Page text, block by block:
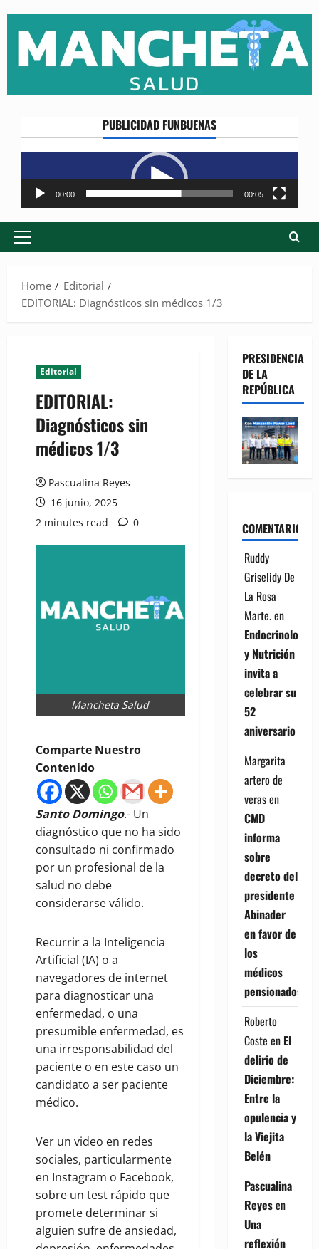
content
PUBLICIDAD FUNBUENAS
Reproductor
de
vídeo
00:00 00:05
Primary
Home
Editorial
EDITORIAL: Diagnósticos sin médicos 1/3
Editorial
EDITORIAL:
Diagnósticos sin
médicos 1/3
Pascualina Reyes
16 junio, 2025
2 minutes read
0
Mancheta Salud
Comparte Nuestro
Contenido
Santo Domingo.- Un
diagnóstico que no ha sido
consultado ni confirmado
por un profesional de la
salud no debe
considerarse válido.
Recurrir a la Inteligencia
Artificial (IA) o a
navegadores de internet
para diagnosticar una
enfermedad, o una
presumible enfermedad, es
una irresponsabilidad del
paciente o en este caso un
candidato a ser paciente
médico.
Ver un video en redes
sociales, particularmente
en Instagram o Facebook,
sobre un test rápido que
promete determinar si
alguien sufre de ansiedad,
PRESIDENCIA
DE LA
REPÚBLICA
COMENTARIOS
Ruddy
Griselidy De
La Rosa
Marte.en
Endocrinología
y Nutrición
invita a
celebrar su
52
aniversario
Margarita
artero de
verasen
CMD
informa
sobre
decreto del
presidente
Abinader
en favor de
los
médicos
pensionados
Roberto
Coste en El
delirio de
Diciembre:
Entre la
opulencia y
la Viejita
Belén
Pascualina
Reyesen
Una
reflexión